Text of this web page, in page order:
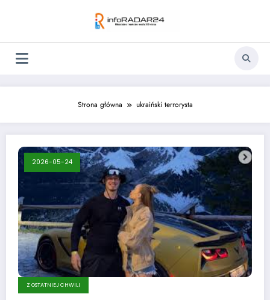
Strona główna ukraiński terrorysta
2026-05-24
Z OSTATNIEJ CHWILI